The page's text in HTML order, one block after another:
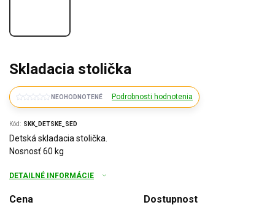
Skladacia stolička
NEOHODNOTENÉ Podrobnosti hodnotenia
Kód: SKK_DETSKE_SED
Detská skladacia stolička.
Nosnosť 60 kg
DETAILNÉ INFORMÁCIE
Cena Dostupnost